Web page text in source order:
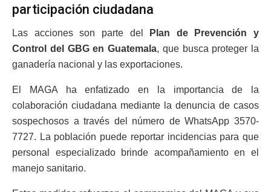
participación ciudadana
Las acciones son parte del
Plan de Prevención y
Control del GBG en Guatemala, que busca proteger la
ganadería nacional y las exportaciones.
El MAGA ha enfatizado en la importancia de la
colaboración ciudadana mediante la denuncia de casos
sospechosos a través del número de WhatsApp 3570-
7727. La población puede reportar incidencias para que
personal especializado brinde acompañamiento en el
manejo sanitario.